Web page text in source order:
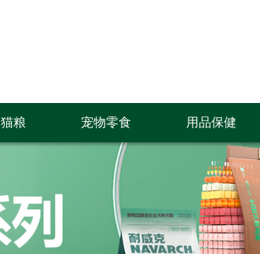
猫粮 宠物零食 用品保健